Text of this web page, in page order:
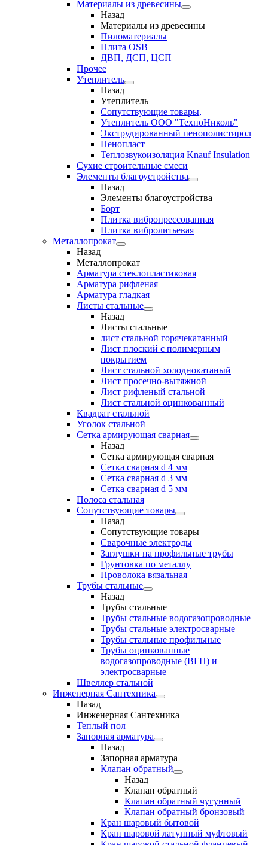
Материалы из древесины
Назад
Материалы из древесины
Пиломатериалы
Плита OSB
ДВП, ДСП, ЦСП
Прочее
Утеплитель
Назад
Утеплитель
Сопутствующие товары,
Утеплитель ООО "ТехноНиколь"
Экструдированный пенополистирол
Пенопласт
Теплозвукоизоляция Knauf Insulation
Сухие строительные смеси
Элементы благоустройства
Назад
Элементы благоустройства
Борт
Плитка вибропрессованная
Плитка вибролитьевая
Металлопрокат
Назад
Металлопрокат
Арматура стеклопластиковая
Арматура рифленая
Арматура гладкая
Листы стальные
Назад
Листы стальные
лист стальной горячекатанный
Лист плоский с полимерным
покрытием
Лист стальной холоднокатаный
Лист просечно-вытяжной
Лист рифленый стальной
Лист стальной оцинкованный
Квадрат стальной
Уголок стальной
Сетка армирующая сварная
Назад
Сетка армирующая сварная
Сетка сварная d 4 мм
Сетка сварная d 3 мм
Сетка сварная d 5 мм
Полоса стальная
Сопутствующие товары
Назад
Сопутствующие товары
Сварочные электроды
Заглушки на профильные трубы
Грунтовка по металлу
Проволока вязальная
Трубы стальные
Назад
Трубы стальные
Трубы стальные водогазопроводные
Трубы стальные электросварные
Трубы стальные профильные
Трубы оцинкованные
водогазопроводные (ВГП) и
электросварные
Швеллер стальной
Инженерная Сантехника
Назад
Инженерная Сантехника
Теплый пол
Запорная арматура
Назад
Запорная арматура
Клапан обратный
Назад
Клапан обратный
Клапан обратный чугунный
Клапан обратный бронзовый
Кран шаровый бытовой
Кран шаровой латунный муфтовый